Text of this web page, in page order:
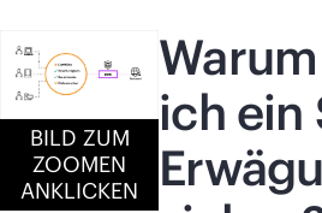
BILD ZUM
ZOOMEN
ANKLICKEN
ich ein